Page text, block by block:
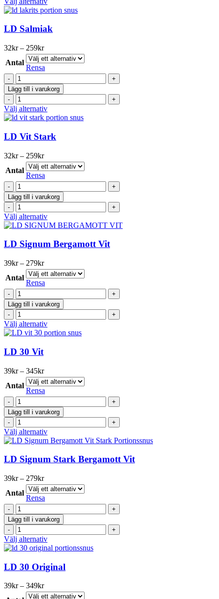
Portion
här
har
De
olika
väljas
produktsidan
LD Salmiak
32kr – 259krPrisintervall:
32kr
till
259kr
Antal
Rensa
LD
Salmiak
mängd
Lägg till i varukorg
LD
Salmiak
mängd
Välj alternativDen
här
har
flera
De
olika
väljas
på
produktsidan
LD Vit Stark
32kr – 259krPrisintervall:
32kr
till
259kr
Antal
Rensa
LD
Vit
Stark
mängd
Lägg till i varukorg
LD
Vit
Stark
Välj alternativDen
här
har
De
olika
väljas
produktsidan
LD Signum Bergamott Vit
39kr – 279krPrisintervall:
39kr
till
279kr
Antal
Rensa
LD
Signum
Bergamott
Vit
mängd
Lägg till i varukorg
LD
Signum
Bergamott
mängd
Välj alternativDen
här
De
olika
väljas
på
produktsidan
LD 30 Vit
39kr – 345krPrisintervall:
39kr
till
345kr
Antal
Rensa
LD
30
Vit
mängd
Lägg till i varukorg
LD
30
Vit
mängd
Välj alternativDen
här
har
De
olika
väljas
produktsidan
LD Signum Stark Bergamott Vit
39kr – 279krPrisintervall:
39kr
till
279kr
Antal
Rensa
LD
Signum
Stark
Bergamott
Vit
mängd
Lägg till i varukorg
LD
Signum
Stark
Bergamott
Vit
mängd
Välj alternativDen
här
har
flera
De
LD 30 Original
39kr – 349krPrisintervall:
39kr